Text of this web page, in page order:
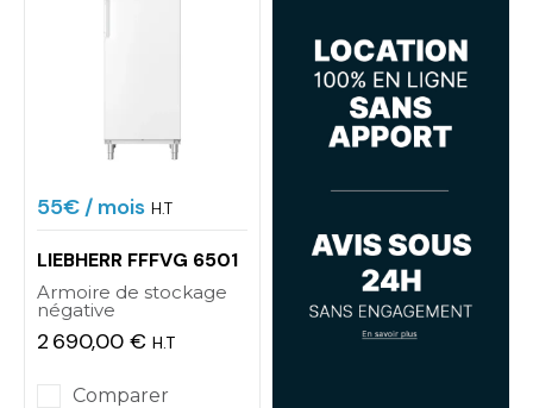
55€/ mois H.T
LIEBHERR FFFVG 6501
Armoire de stockage
négative
2 690,00 € H.T
Comparer